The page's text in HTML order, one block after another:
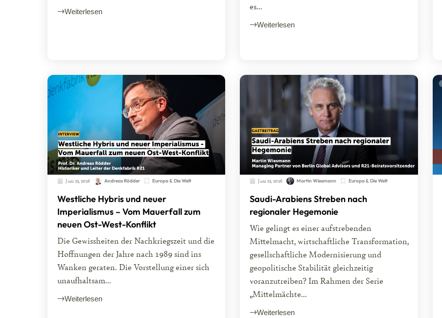
Weiterlesen
es...
Weiterlesen
Juni 23, 2026 Andreas Rödder Europa & Die Welt
Westliche Hybris und neuer
Imperialismus – Vom Mauerfall zum
neuen Ost-West-Konflikt
Die Gewissheiten der Nachkriegszeit und die
Hoffnungen der Jahre nach 1989 sind ins
Wanken geraten. Die Vorstellung einer sich
unaufhaltsam...
Weiterlesen
Juni 22, 2026 Martin Wiesmann Europa & Die Welt
Saudi-Arabiens Streben nach
regionaler Hegemonie
Wie gelingt es einer aufstrebenden
Mittelmacht, wirtschaftliche Transformation,
gesellschaftliche Modernisierung und
geopolitische Stabilität gleichzeitig
voranzutreiben? Im Rahmen der Serie
„Mittelmächte...
Weiterlesen